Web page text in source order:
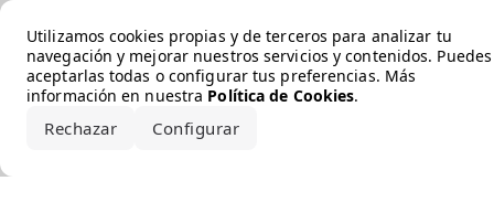
Utilizamos cookies propias y de terceros para analizar tu
navegación y mejorar nuestros servicios y contenidos. Puedes
aceptarlas todas o configurar tus preferencias. Más
información en nuestra Política de Cookies.
Rechazar Configurar
Error loading the brand